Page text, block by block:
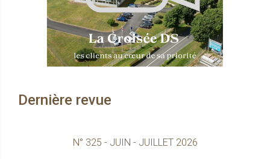
Dernière revue
N° 325 - JUIN - JUILLET 2026